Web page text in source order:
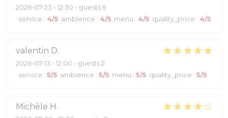
2026-07-23 - 12:30 - guests 9
service : 4/5 ambience : 4/5 menu : 4/5 quality_price : 4/5
valentin D
2026-07-13 - 12:00 - guests 2
service : 5/5 ambience : 5/5 menu : 5/5 quality_price : 5/5
Michèle H